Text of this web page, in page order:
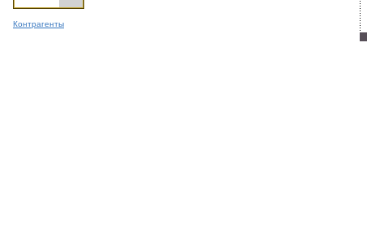
Контрагенты